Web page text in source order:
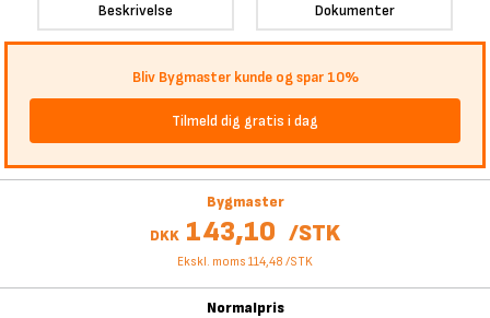
Beskrivelse Dokumenter
Bliv Bygmaster kunde og spar 10%
Tilmeld dig gratis i dag
Bygmaster
DKK 143,10 /STK
Ekskl. moms 114,48 /STK
Normalpris